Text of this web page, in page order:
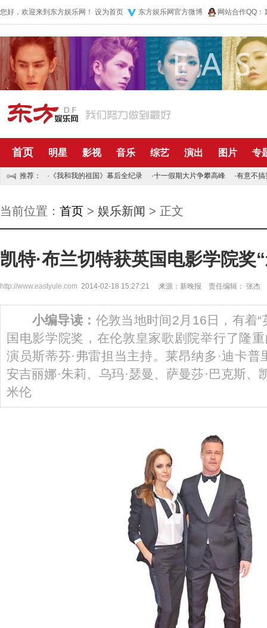
您好，欢迎来到东方娱乐网！ 设为首页 东方娱乐网官方微博 网站合作QQ
首页 明星 影视 音乐 综艺 演出 图片 专
推荐： · 《我和我的祖国》幕后全纪录 ·十一假期大片争攀高峰 ·有意不搞
当前位置： 首页 > 娱乐新闻 > 正文
凯特·布兰切特获英国电影学院奖
http://www.eastyule.com 2014-02-18 15:27:21 来源：新晚报 责任编辑： 张杰
小编导读： 伦敦当地时间2月16日，有着“
国电影学院奖，在伦敦皇家歌剧院举行了隆
演员斯蒂芬·弗雷担当主持。莱昂纳多·迪卡普
安吉丽娜·朱莉、乌玛·瑟曼、萨曼莎·巴克斯、
米伦